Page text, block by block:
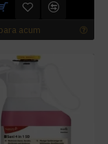
acum